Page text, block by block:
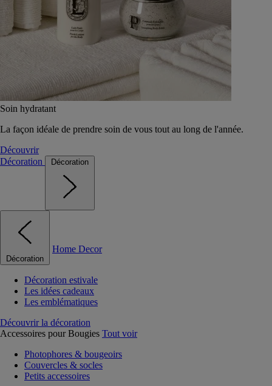
Soin hydratant
La façon idéale de prendre soin de vous tout au long de l'année.
Découvrir
Décoration
Décoration
Décoration
Home Decor
Décoration estivale
Les idées cadeaux
Les emblématiques
Découvrir la décoration
Accessoires pour Bougies Tout voir
Photophores & bougeoirs
Couvercles & socles
Petits accessoires